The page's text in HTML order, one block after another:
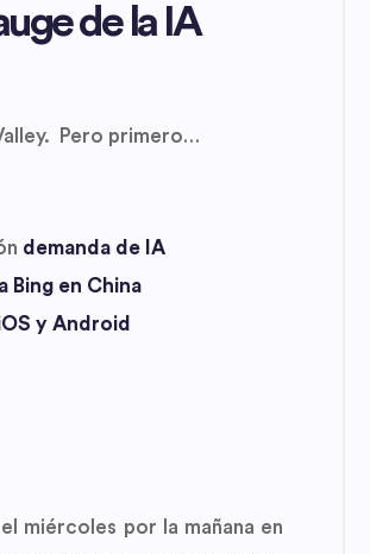
de la IA
Pero primero…
demanda de IA
Bing en China
y Android
miércoles por la mañana en